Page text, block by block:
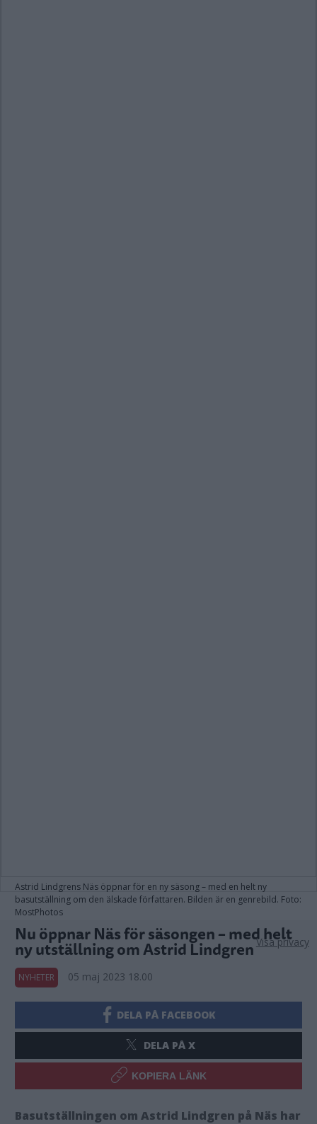
Astrid Lindgrens Näs öppnar för en ny säsong – med en helt ny
basutställning om den älskade författaren. Bilden är en genrebild. Foto:
MostPhotos
Nu öppnar Näs för säsongen – med helt
ny utställning om Astrid Lindgren
NYHETER 05 maj 2023 18.00
DELA PÅ FACEBOOK
DELA PÅ X
KOPIERA LÄNK
Basutställningen om Astrid Lindgren på Näs har
Visa privacy